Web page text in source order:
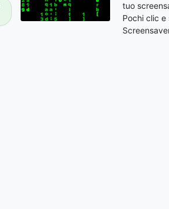
tuo
Pochi clic e